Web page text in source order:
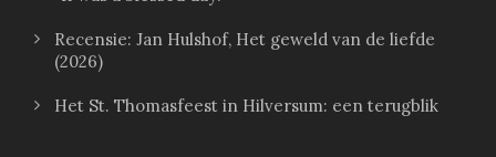
Recensie: Jan Hulshof, Het geweld van de liefde
(2026)
Het St. Thomasfeest in Hilversum: een terugblik